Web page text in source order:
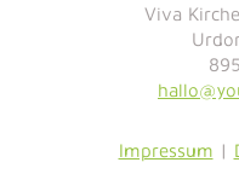
Viva
Impressum |